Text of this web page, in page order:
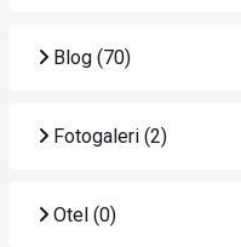
Blog (70)
Fotogaleri (2)
Otel (0)